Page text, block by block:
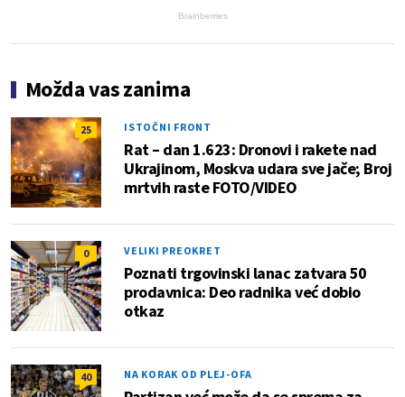
Brainberries
Možda vas zanima
25 ISTOČNI FRONT
Rat – dan 1.623: Dronovi i rakete nad
Ukrajinom, Moskva udara sve jače; Broj
mrtvih raste FOTO/VIDEO
0 VELIKI PREOKRET
Poznati trgovinski lanac zatvara 50
prodavnica: Deo radnika već dobio
otkaz
40 NA KORAK OD PLEJ-OFA